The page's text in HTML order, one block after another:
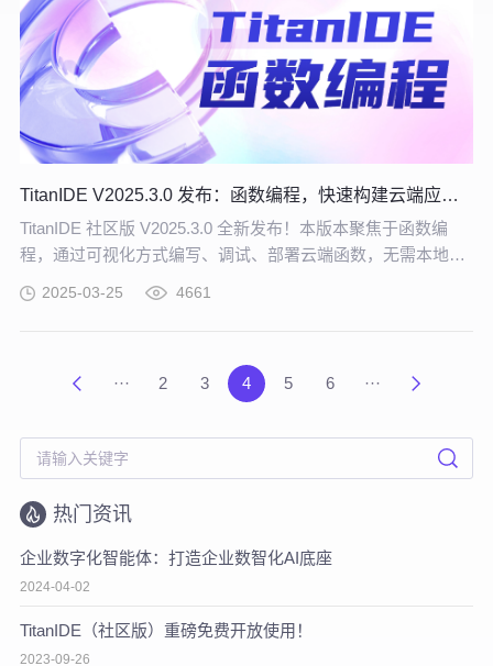
TitanIDE V2025.3.0 发布：函数编程，快速构建云端应用！
TitanIDE 社区版 V2025.3.0 全新发布！本版本聚焦于函数编
程，通过可视化方式编写、调试、部署云端函数，无需本地繁
2025-03-25 4661
··· 2 3 4 5 6 ···
热门资讯
企业数字化智能体：打造企业数智化AI底座
2024-04-02
TitanIDE（社区版）重磅免费开放使用！
2023-09-26